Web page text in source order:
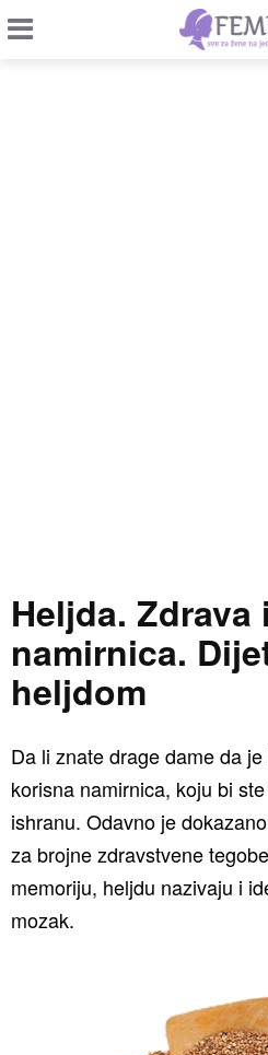
Heljda.
namirnica.
heljdom
Da li znate drage dame da
korisna namirnica, koju bi
ishranu. Odavno je
za brojne zdravstvene
memoriju, heljdu nazivaju i
mozak.